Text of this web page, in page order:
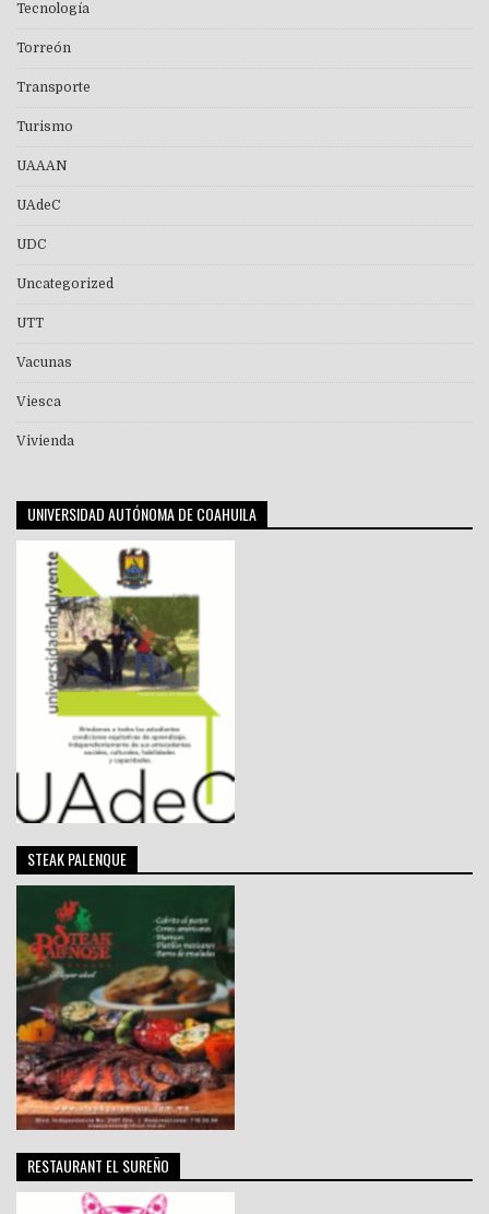
Tecnología
Torreón
Transporte
Turismo
UAAAN
UAdeC
UDC
Uncategorized
UTT
Vacunas
Viesca
Vivienda
UNIVERSIDAD AUTÓNOMA DE COAHUILA
STEAK PALENQUE
RESTAURANT EL SUREÑO